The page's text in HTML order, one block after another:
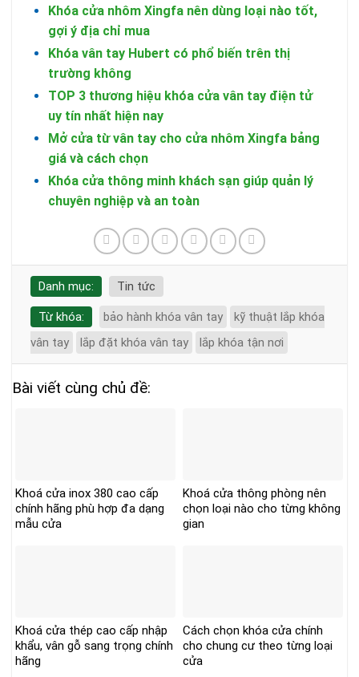
Khóa cửa nhôm Xingfa nên dùng loại nào tốt,
gợi ý địa chỉ mua
Khóa vân tay Hubert có phổ biến trên thị
trường không
TOP 3 thương hiệu khóa cửa vân tay điện tử
uy tín nhất hiện nay
Mở cửa từ vân tay cho cửa nhôm Xingfa bảng
giá và cách chọn
Khóa cửa thông minh khách sạn giúp quản lý
chuyên nghiệp và an toàn
Danh mục: Tin tức
Từ khóa: bảo hành khóa vân tay
kỹ thuật lắp khóa
vân tay
lắp đặt khóa vân tay lắp khóa tận nơi
Bài viết cùng chủ đề:
Khoá cửa inox 380 cao cấp
chính hãng phù hợp đa dạng
mẫu cửa
Khoá cửa thông phòng nên
chọn loại nào cho từng không
gian
Khoá cửa thép cao cấp nhập
khẩu, vân gỗ sang trọng chính
hãng
Cách chọn khóa cửa chính
cho chung cư theo từng loại
cửa